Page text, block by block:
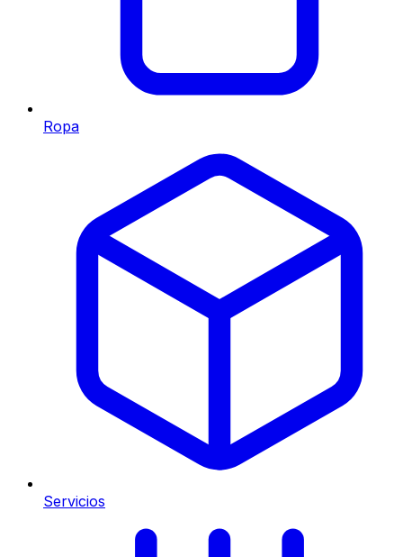
Ropa
Servicios